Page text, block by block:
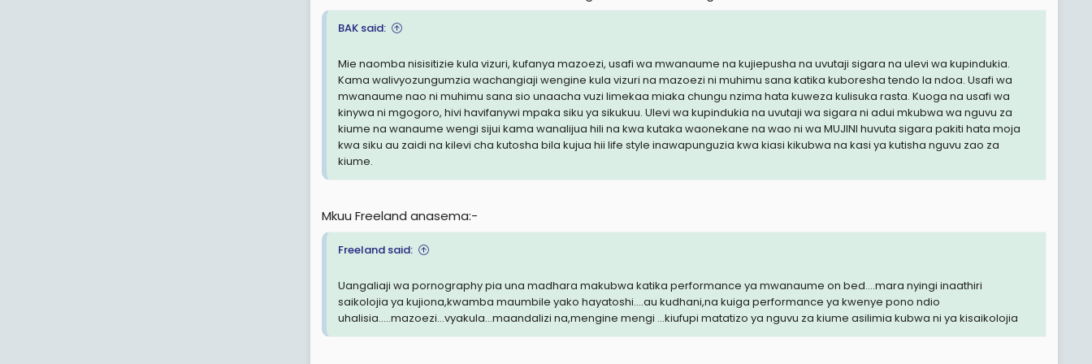
BAK said:
Mie naomba nisisitizie kula vizuri, kufanya mazoezi, usafi wa mwanaume na kujiepusha na uvutaji sigara na ulevi wa kupindukia.
Kama walivyozungumzia wachangiaji wengine kula vizuri na mazoezi ni muhimu sana katika kuboresha tendo la ndoa. Usafi wa
mwanaume nao ni muhimu sana sio unaacha vuzi limekaa miaka chungu nzima hata kuweza kulisuka rasta. Kuoga na usafi wa
kinywa ni mgogoro, hivi havifanywi mpaka siku ya sikukuu. Ulevi wa kupindukia na uvutaji wa sigara ni adui mkubwa wa nguvu za
kiume na wanaume wengi sijui kama wanalijua hili na kwa kutaka waonekane na wao ni wa MUJINI huvuta sigara pakiti hata moja
kwa siku au zaidi na kilevi cha kutosha bila kujua hii life style inawapunguzia kwa kiasi kikubwa na kasi ya kutisha nguvu zao za
kiume.
Mkuu Freeland anasema:-
Freeland said:
Uangaliaji wa pornography pia una madhara makubwa katika performance ya mwanaume on bed....mara nyingi inaathiri
saikolojia ya kujiona,kwamba maumbile yako hayatoshi....au kudhani,na kuiga performance ya kwenye pono ndio
uhalisia.....mazoezi...vyakula...maandalizi na,mengine mengi ...kiufupi matatizo ya nguvu za kiume asilimia kubwa ni ya kisaikolojia